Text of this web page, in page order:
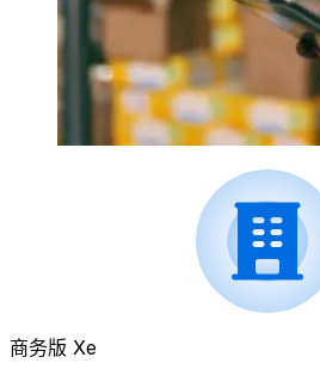
商务版 Xe